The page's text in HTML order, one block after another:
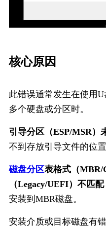
核心原因
此错误通常发生在使用
多个硬盘或分区时。
引导分区（ESP/MSR）
不到存放引导文件的位置
磁盘分区表格式（MBR/
（Legacy/UEFI）不匹配
安装到MBR磁盘。
安装介质或目标磁盘有错